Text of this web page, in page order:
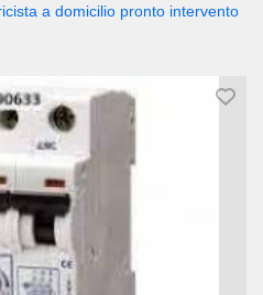
a domicilio pronto intervento